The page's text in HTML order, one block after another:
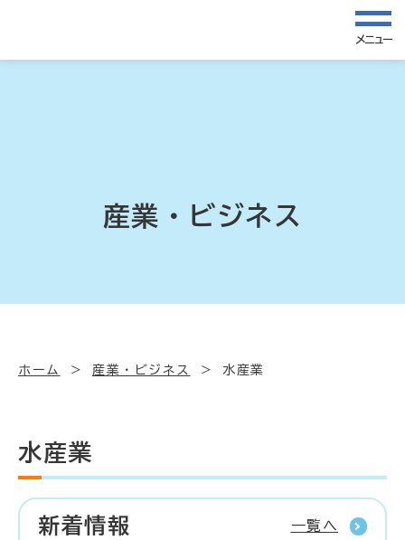
メニュー
産業・ビジネス
ホーム 産業・ビジネス 水産業
水産業
新着情報 一覧へ